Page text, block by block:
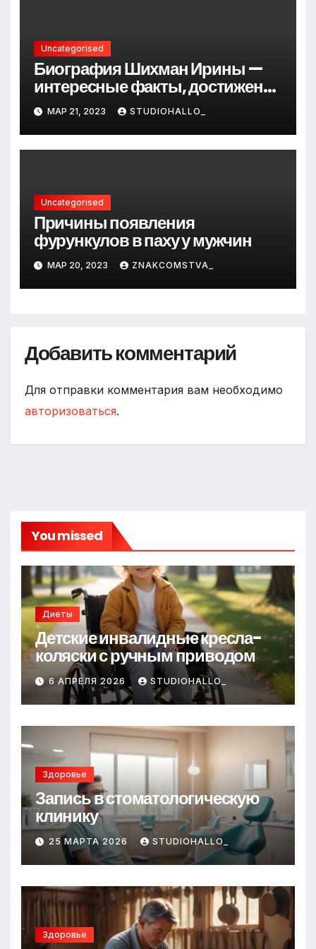
Uncategorised
Биография Шихман Ирины —
интересные факты, достижения
и путь к успеху
МАР 21, 2023 STUDIOHALLO_
Uncategorised
Причины появления
фурункулов в паху у мужчин
МАР 20, 2023 ZNAKCOMSTVA_
Добавить комментарий
Для отправки комментария вам необходимо
авторизоваться.
You missed
Диеты
Детские инвалидные кресла-
коляски с ручным приводом
6 АПРЕЛЯ 2026 STUDIOHALLO_
Здоровье
Запись в стоматологическую
клинику
25 МАРТА 2026 STUDIOHALLO_
Здоровье